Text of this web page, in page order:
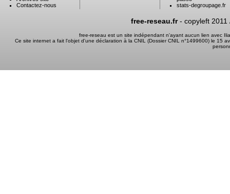
Contactez-nous
stats-degroupage.fr
free-reseau.fr- copyleft 2011
free-reseau est un site indépendant n'ayant aucun lien avec
Ce site internet a fait l'objet d'une déclaration à la CNIL (Dossier CNIL n°1499600) le 15